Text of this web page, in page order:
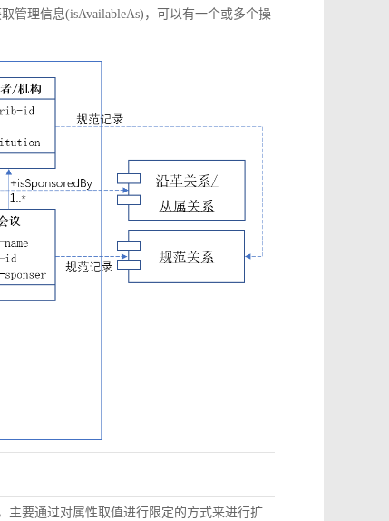
管理信息(isAvailableAs)，可以有一个或多个操
主要通过对属性取值进行限定的方式来进行扩